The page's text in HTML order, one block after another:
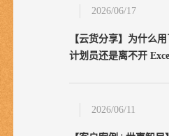
2026/06/17
【云货分享】为什么
计划员还是离不开
2026/06/11